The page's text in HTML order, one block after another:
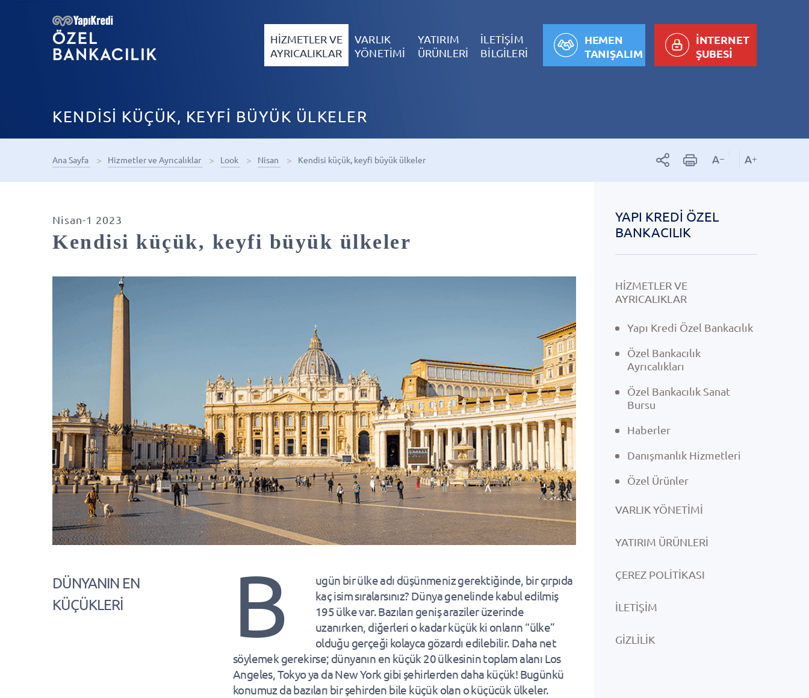
HİZMETLER VE
AYRICALIKLAR
VARLIK
YÖNETİMİ
YATIRIM
ÜRÜNLERİ
İLETİŞİM
BİLGİLERİ
İNTERNET
ŞUBESİ
HEMEN
TANIŞALIM
KENDİSİ KÜÇÜK, KEYFİ BÜYÜK ÜLKELER
Ana Sayfa Hizmetler ve Ayrıcalıklar Look Nisan Kendisi küçük, keyfi büyük ülkeler
Nisan-1 2023
Kendisi küçük, keyfi büyük ülkeler
DÜNYANIN EN
KÜÇÜKLERİ
B
ugün bir ülke adı düşünmeniz gerektiğinde, bir çırpıda
kaç isim sıralarsınız? Dünya genelinde kabul edilmiş
195 ülke var. Bazıları geniş araziler üzerinde
uzanırken, diğerleri o kadar küçük ki onların “ülke”
olduğu gerçeği kolayca gözardı edilebilir. Daha net
söylemek gerekirse; dünyanın en küçük 20 ülkesinin toplam alanı Los
Angeles, Tokyo ya da New York gibi şehirlerden daha küçük! Bugünkü
konumuz da bazıları bir şehirden bile küçük olan o küçücük ülkeler.
YAPI KREDI ÖZEL
BANKACILIK
HİZMETLER VE
AYRICALIKLAR
Yapı Kredi Özel Bankacılık
Özel Bankacılık
Ayrıcalıkları
Özel Bankacılık Sanat
Bursu
Haberler
Danışmanlık Hizmetleri
Özel Ürünler
VARLIK YÖNETIMI
YATIRIM ÜRÜNLERI
ÇEREZ POLITIKASI
İLETIŞIM
GIZLILIK